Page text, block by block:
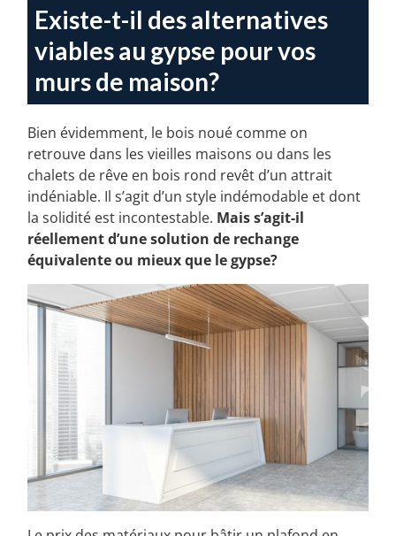
Existe-t-il des alternatives
viables au gypse pour vos
murs de maison?
Bien évidemment, le bois noué comme on
retrouve dans les vieilles maisons ou dans les
chalets de rêve en bois rond revêt d’un attrait
indéniable. Il s’agit d’un style indémodable et dont
la solidité est incontestable.Mais s’agit-il
réellement d’une solution de rechange
équivalente ou mieux que le gypse?